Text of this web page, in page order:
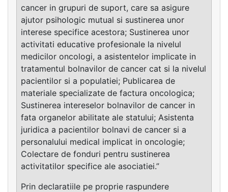
cancer in grupuri de suport, care sa asigure
ajutor psihologic mutual si sustinerea unor
interese specifice acestora; Sustinerea unor
activitati educative profesionale la nivelul
medicilor oncologi, a asistentelor implicate in
tratamentul bolnavilor de cancer cat si la nivelul
pacientilor si a populatiei; Publicarea de
materiale specializate de factura oncologica;
Sustinerea intereselor bolnavilor de cancer in
fata organelor abilitate ale statului; Asistenta
juridica a pacientilor bolnavi de cancer si a
personalului medical implicat in oncologie;
Colectare de fonduri pentru sustinerea
activitatilor specifice ale asociatiei.”
Prin declaratiile pe proprie raspundere